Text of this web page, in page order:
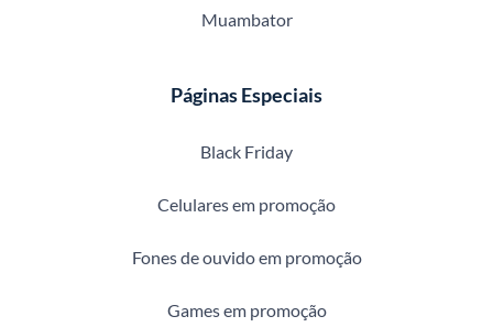
Muambator
Páginas Especiais
Black Friday
Celulares em promoção
Fones de ouvido em promoção
Games em promoção